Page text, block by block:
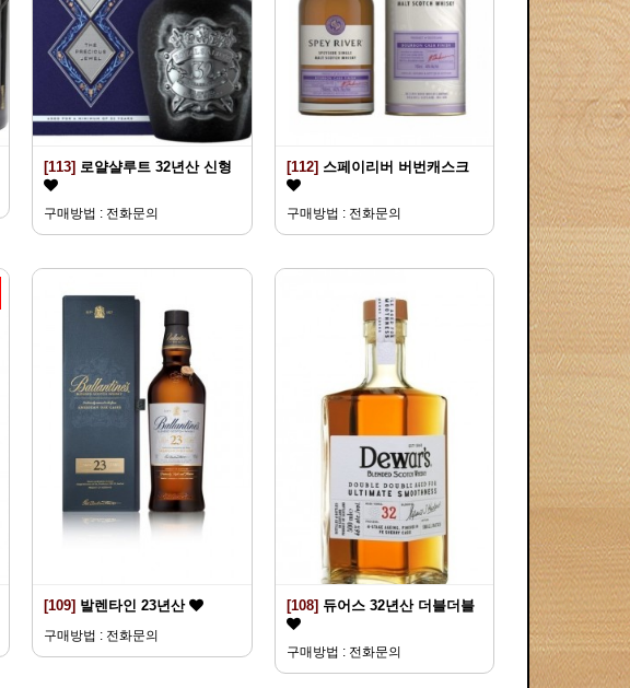
[113] 로얄샬루트 32년산 신형
구매방법 : 전화문의
[112] 스페이리버 버번캐스크
구매방법 : 전화문의
[109] 발렌타인 23년산
구매방법 : 전화문의
[108]듀어스 32년산 더블더블
구매방법 : 전화문의